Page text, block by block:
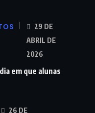
29 DE
ABRIL DE
2026
em que alunas
26 DE